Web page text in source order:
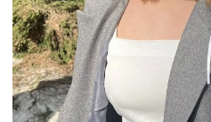
ей одной сложно и
девочка пожила с нами.
добрая, ответственная,
Девочка без напоминаний
у неё огромный талант в
Проявляет большой интерес